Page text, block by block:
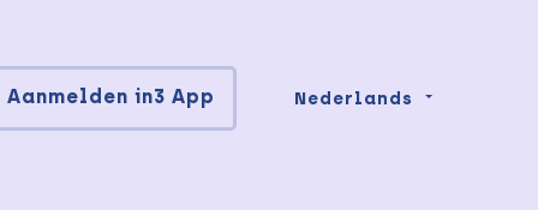
Aanmelden in3 App Nederlands